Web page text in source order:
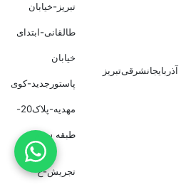
آذربایجانشرقیتبریز
تبریز-خیابان
طالقانی-ابتدای
خیابان
پاستورجدید-کوی
مهدیه-پلاک20-
طبقه سوم
تجریش-خ